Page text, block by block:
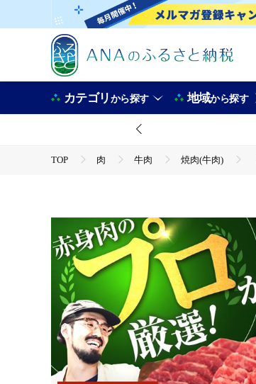
カテゴリから探す 地域から探す
TOP 肉 牛肉 焼肉(牛肉)